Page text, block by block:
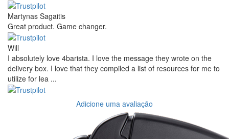
Martynas Sagaitis
Great product. Game changer.
Will
I absolutely love 4barista. I love the message they wrote on the
delivery box. I love that they compiled a list of resources for me to
utilize for lea ...
Adicione uma avaliação